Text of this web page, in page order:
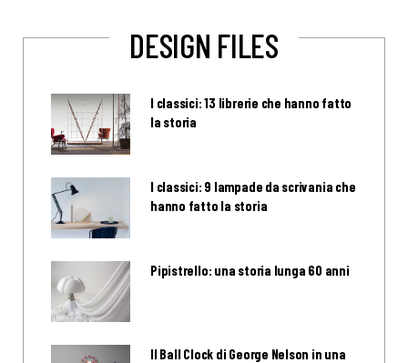
DESIGN FILES
I classici: 13 librerie che hanno fatto
la storia
I classici: 9 lampade da scrivania che
hanno fatto la storia
Pipistrello: una storia lunga 60 anni
Il Ball Clock di George Nelson in una